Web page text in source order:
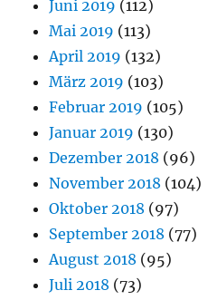
Juni 2019 (112)
Mai 2019 (113)
April 2019 (132)
März 2019 (103)
Februar 2019 (105)
Januar 2019 (130)
Dezember 2018 (96)
November 2018 (104)
Oktober 2018 (97)
September 2018 (77)
August 2018 (95)
Juli 2018 (73)